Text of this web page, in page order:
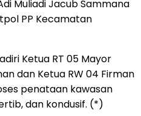
Muliadi Jacub Sammana
PP Kecamatan
Ketua RT 05 Mayor
dan Ketua RW 04 Firman
penataan kawasan
dan kondusif. (*)